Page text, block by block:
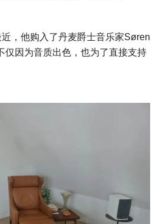
，他购入了丹麦爵士音乐家Søren
仅因为音质出色，也为了直接支持